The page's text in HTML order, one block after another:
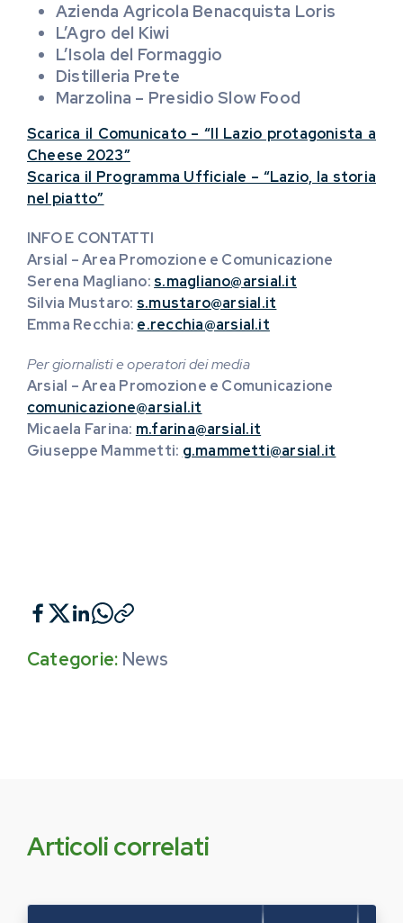
Azienda Agricola Benacquista Loris
L’Agro del Kiwi
L’Isola del Formaggio
Distilleria Prete
Marzolina – Presidio Slow Food
Scarica il Comunicato – “Il Lazio protagonista a
Cheese 2023”
Scarica il Programma Ufficiale – “Lazio, la storia
nel piatto”
INFO E CONTATTI
Arsial – Area Promozione e Comunicazione
Serena Magliano: s.magliano@arsial.it
Silvia Mustaro: s.mustaro@arsial.it
Emma Recchia: e.recchia@arsial.it
Per giornalisti e operatori dei media
Arsial – Area Promozione e Comunicazione
comunicazione@arsial.it
Micaela Farina: m.farina@arsial.it
Giuseppe Mammetti: g.mammetti@arsial.it
Categorie: News
Articoli correlati